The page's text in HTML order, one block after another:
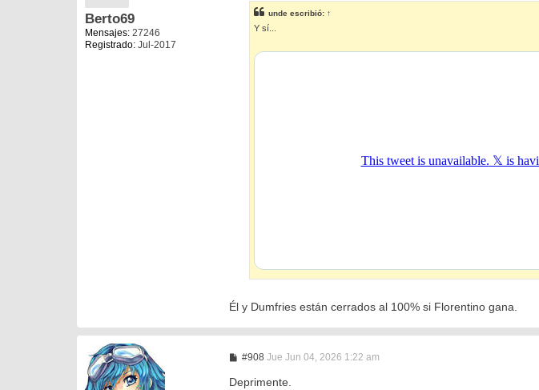
Berto69
Mensajes: 27246
Registrado: Jul-2017
s
a
j
unde escribió: ↑
Y sí...
Él y Dumfries están cerrados al 100% si Florentino gana.
#908M
n
Jue Jun 04, 2026 1:22 am
Deprimente.